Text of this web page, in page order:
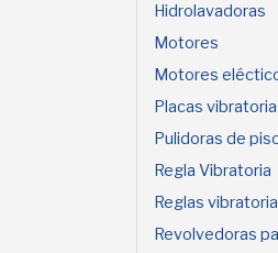
Hidrolavadoras
Motores
Motores
Placas
Pulidoras de
Regla Vibratoria
Reglas
Revolvedoras